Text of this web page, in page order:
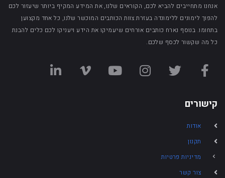
אנחנו מתחייבים להביא לכם, הקוראים שלנו, את המידע המקיף ביותר שיעזור לכם
להפוך לימונים ללימונדה בעזרת צוות הכותבים המוכשר שלנו, כל אחד מקצוען
בתחומו. בנוסף נארח כותבים אורחים שיעמיקו את הידע ויעניקו לכם כלים להבנת
כל מה שקשור לכסף שלכם.
קישורים
אודות
תקנון
מדיניות פרטיות
צור קשר